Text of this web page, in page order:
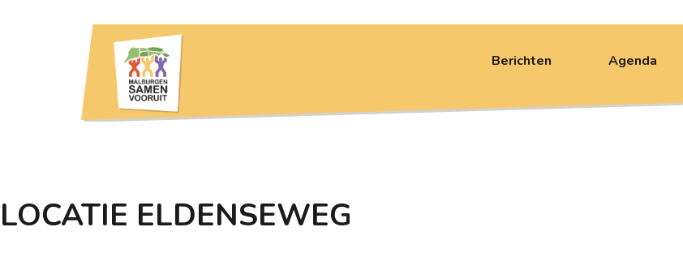
Berichten Agenda
LOCATIE ELDENSEWEG